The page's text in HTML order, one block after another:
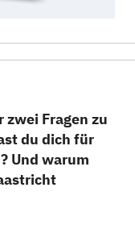
Fragen zu
du dich für
Und warum